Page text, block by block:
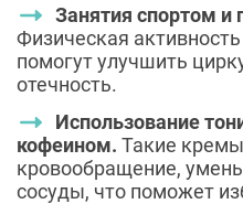
Занятия спортом и
Физическая
помогут улучшить
отечность.
Использование
кофеином. Такие
кровообращение,
сосуды, что поможет